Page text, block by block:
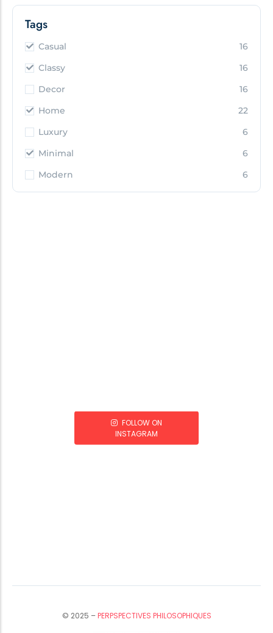
Tags
Casual
16
Classy
16
Decor
16
Home
22
Luxury
6
Minimal
6
Modern
6
FOLLOW ON
INSTAGRAM
© 2025 –PERPSPECTIVES PHILOSOPHIQUES